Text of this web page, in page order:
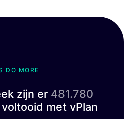
DO MORE
zijn er 481.780
met vPlan